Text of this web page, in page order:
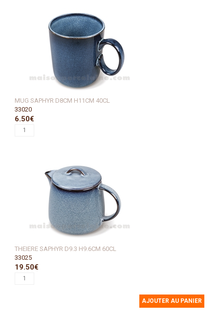
MUG SAPHYR D8CM H11CM 40CL
33020
6.50€
THEIERE SAPHYR D9.3 H9.6CM 60CL
33025
19.50€
AJOUTER AU PANIER